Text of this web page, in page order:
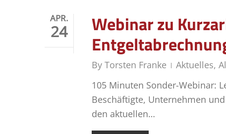
APR.
24 Webinar zu
By Torsten Franke Aktuelles,
105 Minuten Sonder-Webinar:
Beschäftigte, Unternehmen
den aktuellen…